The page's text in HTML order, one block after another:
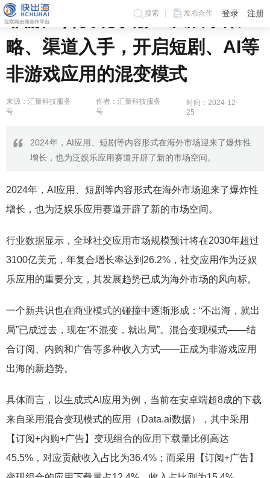
搜索 发布合作 登录 注册
非游广告变现手册：从展示策
略、渠道入手，开启短剧、AI等
非游戏应用的混变模式
来源：汇量科技服务
号
作者：汇量科技服务
号
时间：2024-12-
25
2024年，AI应用、短剧等内容形式在海外市场迎来了爆炸性
增长，也为泛娱乐应用赛道开辟了新的市场空间。
2024年，AI应用、短剧等内容形式在海外市场迎来了爆炸性
增长，也为泛娱乐应用赛道开辟了新的市场空间。
行业数据显示，全球社交应用市场规模预计将在2030年超过
3100亿美元，年复合增长率达到26.2%，社交应用作为泛娱
乐应用的重要分支，其发展趋势已成为海外市场的风向标。
一个新共识也在商业模式的碰撞中逐渐形成：“不出海，就出
局”已成过去，现在“不混变，就出局”。混合变现模式——结
合订阅、内购和广告等多种收入方式——正成为非游戏应用
出海的新趋势。
具体而言，以生成式AI应用为例，当前在安卓端超8成的下载
来自采用混合变现模式的应用（Data.ai数据），其中采用
【订阅+内购+广告】变现组合的应用下载量比例高达
45.5%，对应贡献收入占比为36.4%；而采用【订阅+广告】